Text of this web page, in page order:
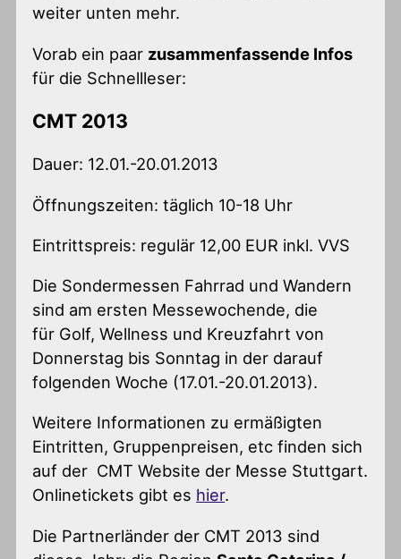
weiter unten mehr.
Vorab ein paar zusammenfassende Infos
für die Schnellleser:
CMT 2013
Dauer: 12.01.-20.01.2013
Öffnungszeiten: täglich 10-18 Uhr
Eintrittspreis: regulär 12,00 EUR inkl. VVS
Die Sondermessen Fahrrad und Wandern
sind am ersten Messewochende, die
für Golf, Wellness und Kreuzfahrt von
Donnerstag bis Sonntag in der darauf
folgenden Woche (17.01.-20.01.2013).
Weitere Informationen zu ermäßigten
Eintritten, Gruppenpreisen, etc finden sich
auf der CMT Website der Messe Stuttgart.
Onlinetickets gibt es hier.
Die Partnerländer der CMT 2013 sind